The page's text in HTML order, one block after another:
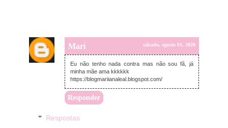
Mari sábado, agosto 01, 2020
Eu não tenho nada contra mas não sou fã, já
minha mãe ama kkkkkk
https://blogmariianaleal.blogspot.com/
Responder
Respostas